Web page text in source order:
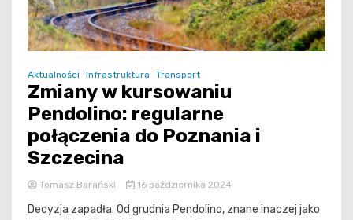
Aktualności Infrastruktura Transport
Zmiany w kursowaniu
Pendolino: regularne
połączenia do Poznania i
Szczecina
Tomasz Barański 16 października 2024
Decyzja zapadła. Od grudnia Pendolino, znane inaczej jako